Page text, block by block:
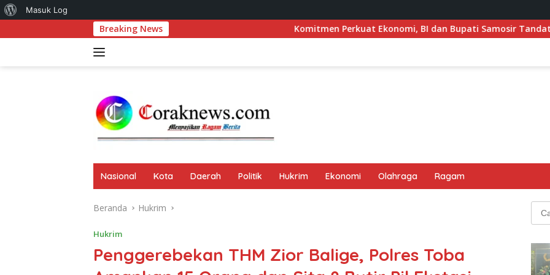
Tentang
Masuk Log
ke
Breaking News Komitmen Perkuat Ekonomi, BI dan Bupati Samosir Tandatangani
Nasional Kota Daerah Politik Hukrim Ekonomi Olahraga Ragam
Beranda Hukrim
Hukrim
Penggerebekan THM Zior Balige, Polres Toba
Cari
untuk: